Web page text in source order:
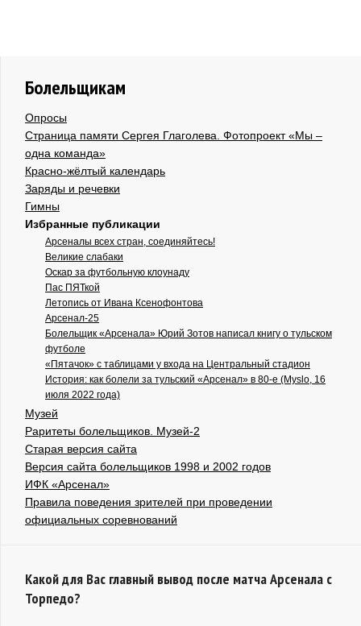
Болельщикам
Опросы
Страница памяти Сергея Глаголева. Фотопроект «Мы –
одна команда»
Красно-жёлтый календарь
Заряды и речевки
Гимны
Избранные публикации
Арсеналы всех стран, соединяйтесь!
Великие слабаки
Оскар за футбольную клоунаду
Пас ПЯТкой
Летопись от Ивана Ксенофонтова
Арсенал-25
Болельщик «Арсенала» Юрий Зотов написал книгу о тульском
футболе
«Пятачок» с таблицами у входа на Центральный стадион
История: как болели за тульский «Арсенал» в 80-е (Myslo, 16
июля 2022 года)
Музей
Раритеты болельщиков. Музей-2
Старая версия сайта
Версия сайта болельщиков 1998 и 2002 годов
ИФК «Арсенал»
Правила поведения зрителей при проведении
официальных соревнований
Какой для Вас главный вывод после матча Арсенала с
Торпедо?